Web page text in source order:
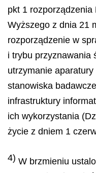
pkt 1
Wyższego z dnia 21
rozporządzenie w
i trybu przyznawania
utrzymanie
stanowiska
infrastruktury
ich wykorzystania
życie z dniem 1
4) W brzmieniu